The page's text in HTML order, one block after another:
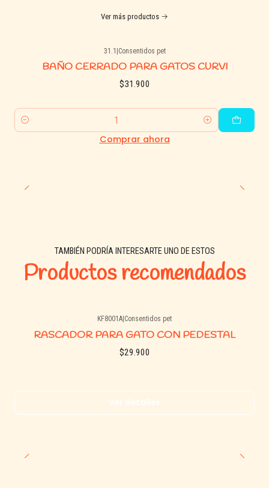
Ver más productos
31.1 Consentidos pet
BAÑO CERRADO PARA GATOS CURVI
$31.900
Cantidad
Comprar ahora
TAMBIÉN PODRÍA INTERESARTE UNO DE ESTOS
Productos recomendados
KF8001A Consentidos pet
RASCADOR PARA GATO CON PEDESTAL
$29.900
Ver detalles